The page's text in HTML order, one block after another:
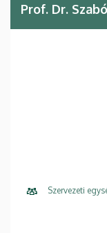
Prof. Dr.
Szervezeti